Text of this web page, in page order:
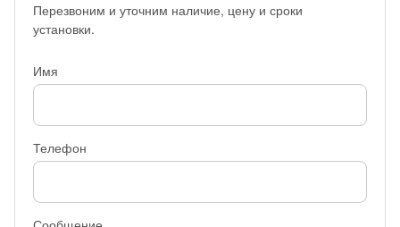
Перезвоним и уточним наличие, цену и сроки
установки.
Имя
Телефон